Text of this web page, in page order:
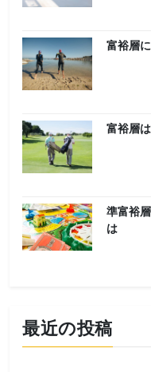
富裕層
富裕層
準富裕
は
最近の投稿